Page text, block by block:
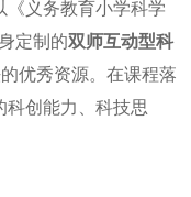
《义务教育小学科学
定制的双师互动型科
优秀资源。在课程落
科创能力、科技思